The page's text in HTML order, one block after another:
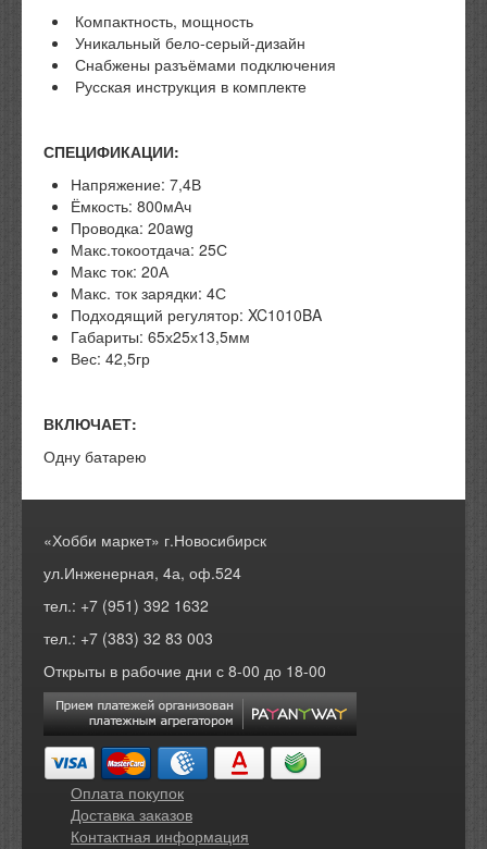
Компактность, мощность
Уникальный бело-серый-дизайн
Снабжены разъёмами подключения
Русская инструкция в комплекте
СПЕЦИФИКАЦИИ:
Напряжение: 7,4В
Ёмкость: 800мАч
Проводка: 20awg
Макс.токоотдача: 25С
Макс ток: 20А
Макс. ток зарядки: 4С
Подходящий регулятор: XC1010BA
Габариты: 65х25х13,5мм
Вес: 42,5гр
ВКЛЮЧАЕТ:
Одну батарею
«Хобби маркет» г.Новосибирск
ул.Инженерная, 4а, оф.524
тел.: +7 (951) 392 1632
тел.: +7 (383) 32 83 003
Открыты в рабочие дни с 8-00 до 18-00
Оплата покупок
Доставка заказов
Контактная информация